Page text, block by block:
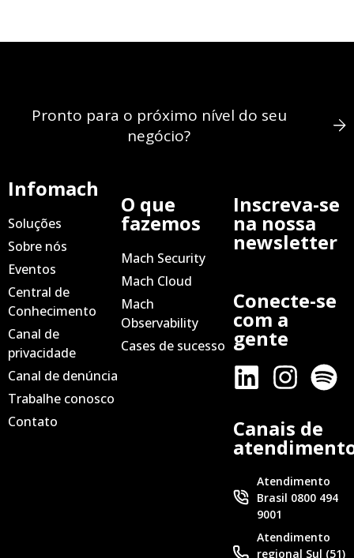
Pronto para o próximo nível do seu
negócio?
Infomach
Soluções
Sobre nós
Eventos
Central de
Conhecimento
Canal de
privacidade
Canal de denúncia
Trabalhe conosco
Contato
O que
fazemos
Mach Security
Mach Cloud
Mach
Observability
Cases de sucesso
Inscreva-se
na nossa
newsletter
Conecte-se
com a
gente
Canais de
Atendimento
Brasil 0800 494
9001
Atendimento
regional Sul (51)